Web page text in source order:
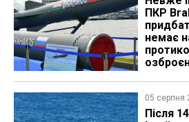
ПКР
немає
05 серпня
Після